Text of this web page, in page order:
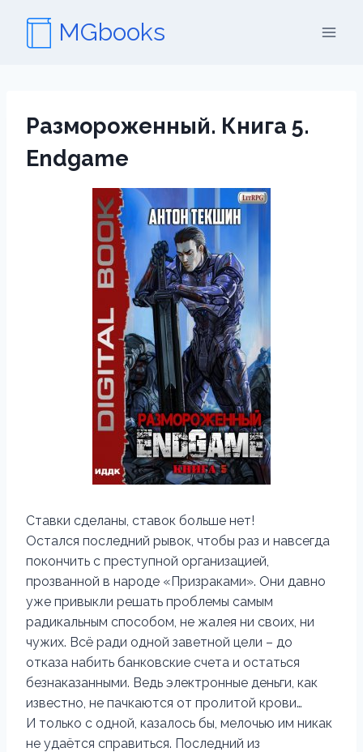
содержимому
MGbooks
Размороженный. Книга 5.
Endgame
Ставки сделаны, ставок больше нет!
Остался последний рывок, чтобы раз и навсегда
покончить с преступной организацией,
прозванной в народе «Призраками». Они давно
уже привыкли решать проблемы самым
радикальным способом, не жалея ни своих, ни
чужих. Всё ради одной заветной цели – до
отказа набить банковские счета и остаться
безнаказанными. Ведь электронные деньги, как
известно, не пачкаются от пролитой крови…
И только с одной, казалось бы, мелочью им никак
не удаётся справиться. Последний из